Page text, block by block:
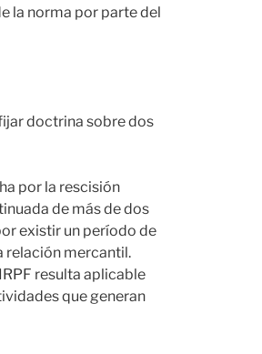
la norma por parte del
doctrina sobre dos
por la rescisión
de más de dos
existir un período de
relación mercantil.
resulta aplicable
que generan